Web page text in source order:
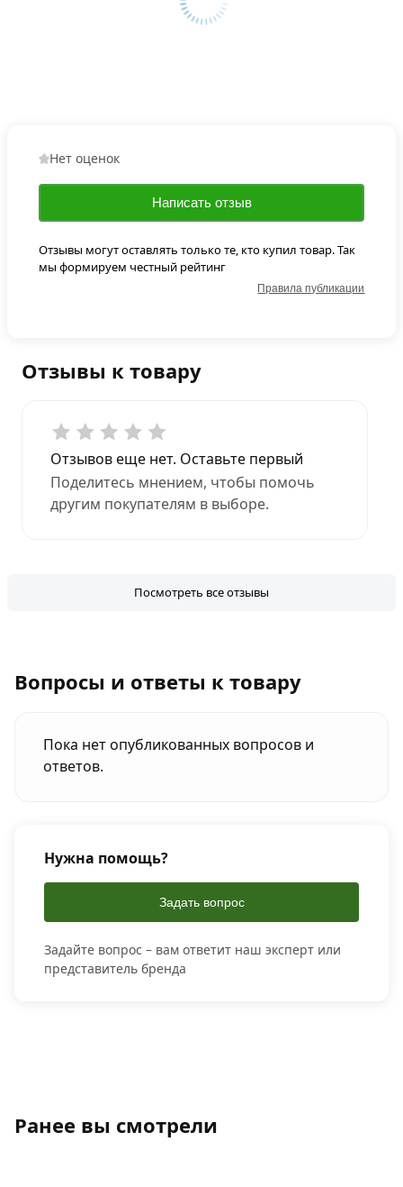
Отзывы к товару
Отзывов еще нет. Оставьте первый
Поделитесь мнением, чтобы помочь
другим покупателям в выборе.
Посмотреть все отзывы
Нет оценок
Написать отзыв
Отзывы могут оставлять только те, кто купил товар. Так
мы формируем честный рейтинг
Правила публикации
Вопросы и ответы к товару
Пока нет опубликованных вопросов и
ответов.
Нужна помощь?
Задать вопрос
Задайте вопрос – вам ответит наш эксперт или
представитель бренда
Ранее вы смотрели